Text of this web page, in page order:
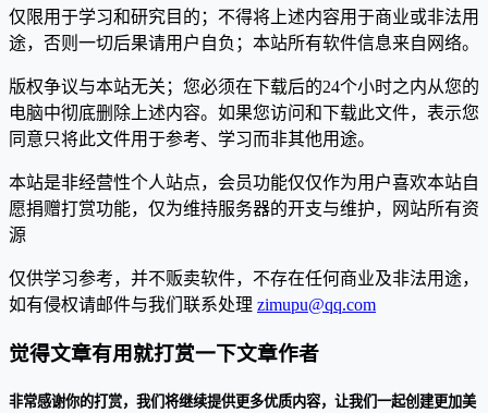
仅限用于学习和研究目的；不得将上述内容用于商业或非法用
途，否则一切后果请用户自负；本站所有软件信息来自网络。
版权争议与本站无关；您必须在下载后的24个小时之内从您的
电脑中彻底删除上述内容。如果您访问和下载此文件，表示您
同意只将此文件用于参考、学习而非其他用途。
本站是非经营性个人站点，会员功能仅仅作为用户喜欢本站自
愿捐赠打赏功能，仅为维持服务器的开支与维护，网站所有资
源
仅供学习参考，并不贩卖软件，不存在任何商业及非法用途，
如有侵权请邮件与我们联系处理 zimupu@qq.com
觉得文章有用就打赏一下文章作者
非常感谢你的打赏，我们将继续提供更多优质内容，让我们一起创建更加美